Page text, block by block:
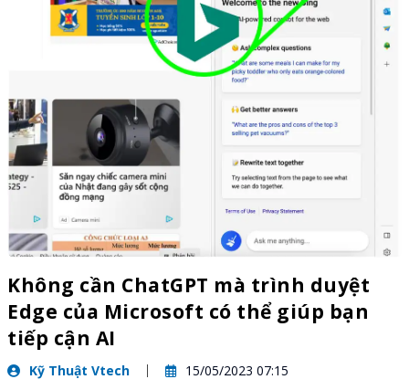
Không cần ChatGPT mà trình duyệt
Edge của Microsoft có thể giúp bạn
tiếp cận AI
Kỹ Thuật Vtech 15/05/2023 07:15